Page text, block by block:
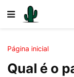
Página inicial
Qual é o